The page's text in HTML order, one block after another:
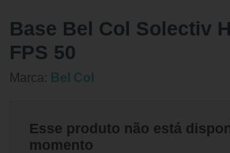
Base Bel Col Solectiv
FPS 50
Marca: Bel Col
Esse produto não está
momento